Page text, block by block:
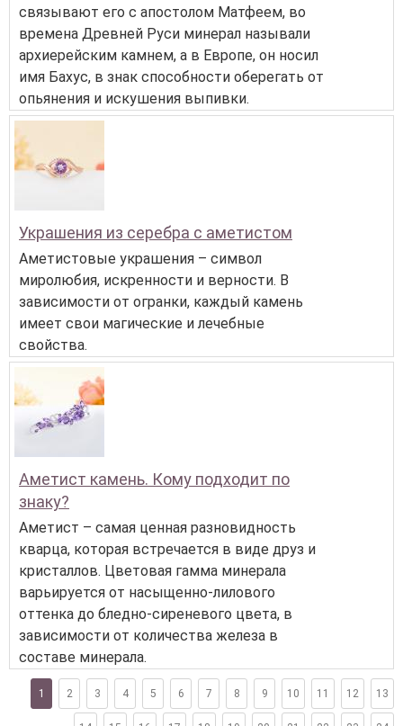
связывают его с апостолом Матфеем, во
времена Древней Руси минерал называли
архиерейским камнем, а в Европе, он носил
имя Бахус, в знак способности оберегать от
опьянения и искушения выпивки.
Украшения из серебра с аметистом
Аметистовые украшения – символ
миролюбия, искренности и верности. В
зависимости от огранки, каждый камень
имеет свои магические и лечебные
свойства.
Аметист камень. Кому подходит по
знаку?
Аметист – самая ценная разновидность
кварца, которая встречается в виде друз и
кристаллов. Цветовая гамма минерала
варьируется от насыщенно-лилового
оттенка до бледно-сиреневого цвета, в
зависимости от количества железа в
составе минерала.
1 2 3 4 5 6 7 8 9 10 11 12 13